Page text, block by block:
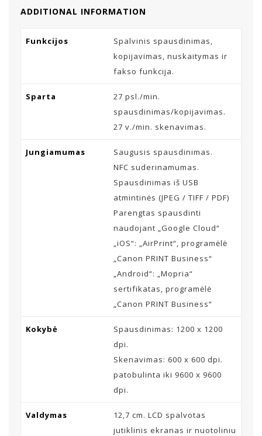
ADDITIONAL INFORMATION
Funkcijos
Spalvinis spausdinimas,
kopijavimas, nuskaitymas ir
fakso funkcija.
Sparta
27 psl./min.
spausdinimas/kopijavimas.
27 v./min. skenavimas.
Jungiamumas
Saugusis spausdinimas.
NFC suderinamumas.
Spausdinimas iš USB
atmintinės (JPEG / TIFF / PDF)
Parengtas spausdinti
naudojant „Google Cloud“
„iOS“: „AirPrint“, programėlė
„Canon PRINT Business“
„Android“: „Mopria“
sertifikatas, programėlė
„Canon PRINT Business“
Kokybė
Spausdinimas: 1200 x 1200
dpi.
Skenavimas: 600 x 600 dpi.
patobulinta iki 9600 x 9600
dpi.
Valdymas
12,7 cm. LCD spalvotas
jutiklinis ekranas ir nuotoliniu